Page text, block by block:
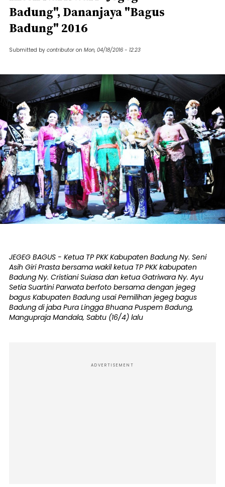
Badung", Dananjaya "Bagus
Badung" 2016
Submitted by contributor on Mon, 04/18/2016 - 12:23
JEGEG BAGUS - Ketua TP PKK Kabupaten Badung Ny. Seni
Asih Giri Prasta bersama wakil ketua TP PKK kabupaten
Badung Ny. Cristiani Suiasa dan ketua Gatriwara Ny. Ayu
Setia Suartini Parwata berfoto bersama dengan jegeg
bagus Kabupaten Badung usai Pemilihan jegeg bagus
Badung di jaba Pura Lingga Bhuana Puspem Badung,
Mangupraja Mandala, Sabtu (16/4) lalu
ADVERTISEMENT